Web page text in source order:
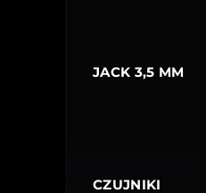
JACK 3,5 MM
CZUJNIKI